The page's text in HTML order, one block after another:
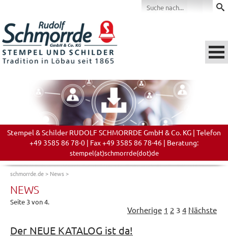
Stempel & Schilder RUDOLF SCHMORRDE GmbH & Co. KG | Telefon
+49 3585 86 78-0 | Fax +49 3585 86 78-46 | Beratung:
stempel(at)schmorrde(dot)de
schmorrde.de> News>
NEWS
Seite 3 von 4.
Vorherige 1 2 3 4 Nächste
Der NEUE KATALOG ist da!